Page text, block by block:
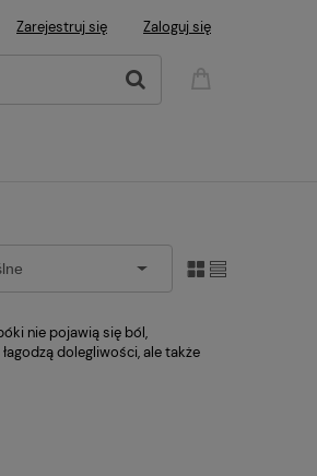
Zarejestruj się Zaloguj się
nie pojawią się ból,
dolegliwości, ale także